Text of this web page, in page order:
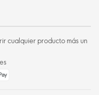
cualquier producto más un